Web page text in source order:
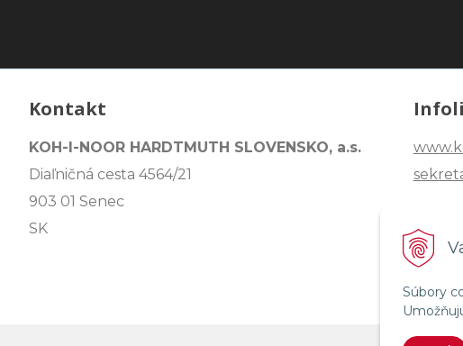
Súbory
Kontakt
KOH-I-NOOR HARDTMUTH SLOVENSKO, a.s.
Diaľničná cesta 4564/21
903 01 Senec
SK
Tel:
Fax: